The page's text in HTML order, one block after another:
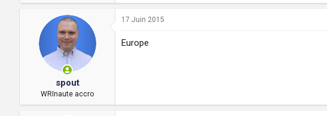
spout
WRInaute accro
17 Juin 2015
Europe